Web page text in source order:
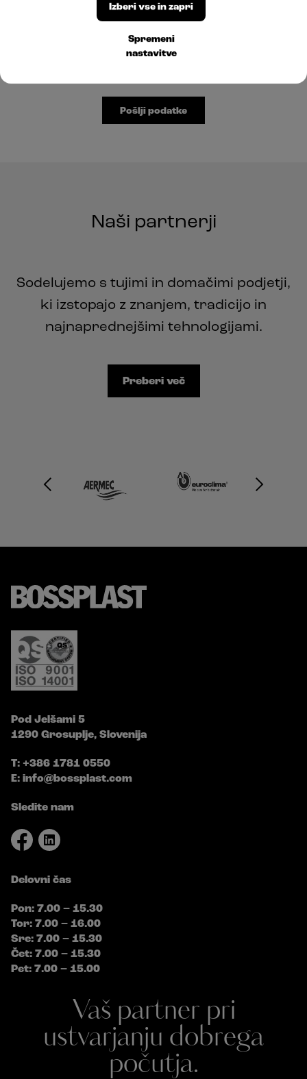
Naši partnerji
Sodelujemo s tujimi in domačimi podjetji,
ki izstopajo z znanjem, tradicijo in
najnaprednejšimi tehnologijami.
Preberi več
Pod Jelšami 5
1290 Grosuplje, Slovenija
T: +386 1781 0550
E: info@bossplast.com
Sledite nam
Delovni čas
Pon: 7.00 – 15.30
Tor: 7.00 – 16.00
Sre: 7.00 – 15.30
Čet: 7.00 – 15.30
Pet: 7.00 – 15.00
Vaš partner pri
ustvarjanju dobrega
počutja.
Spremeni
nastavitve
Izberi vse in zapri